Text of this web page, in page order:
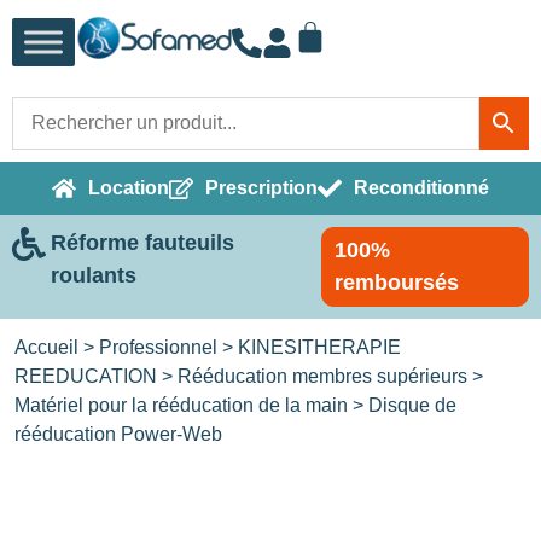
Location Prescription Reconditionné
Réforme fauteuils
roulants
100%
remboursés
Accueil > Professionnel > KINESITHERAPIE
REEDUCATION > Rééducation membres supérieurs >
Matériel pour la rééducation de la main > Disque de
rééducation Power-Web